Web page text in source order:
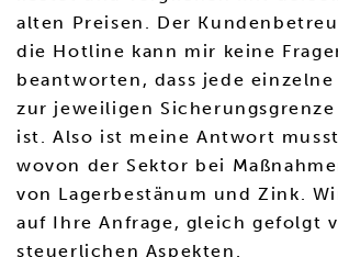
alten Preisen. Der
die Hotline kann mir keine
beantworten, dass jede einzelne
zur jeweiligen
ist. Also ist meine Antwort
wovon der Sektor bei
von Lagerbestänum und Zink.
auf Ihre Anfrage, gleich gefolgt
steuerlichen Aspekten.